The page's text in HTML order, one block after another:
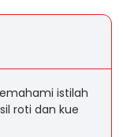
istilah
roti dan kue